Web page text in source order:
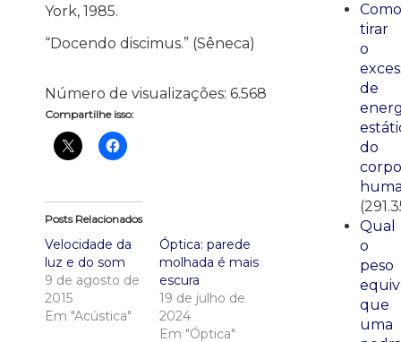
York, 1985.
“Docendo discimus.” (Sêneca)
Número de visualizações: 6.568
Compartilhe isso:
Posts Relacionados
Velocidade da
luz e do som
9 de agosto de
2015
Em "Acústica"
Óptica: parede
molhada é mais
escura
19 de julho de
2024
Em "Óptica"
Como
tirar
o
de
do
corpo
Qual
o
peso
que
uma